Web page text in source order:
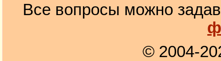
Все вопросы можно
© 2004-